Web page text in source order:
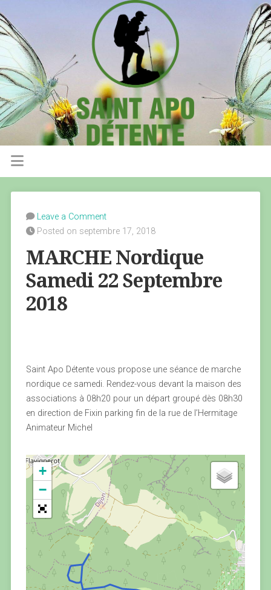
Leave a Comment
Posted on septembre 17, 2018
MARCHE Nordique
Samedi 22 Septembre
2018
Saint Apo Détente vous propose une séance de marche
nordique ce samedi. Rendez-vous devant la maison des
associations à 08h20 pour un départ groupé dès 08h30
en direction de Fixin parking fin de la rue de l’Hermitage
Animateur Michel
+
−